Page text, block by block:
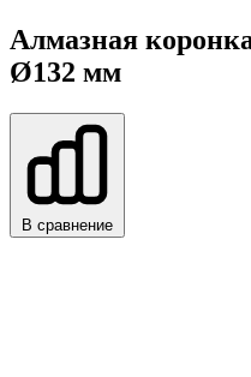
Алмазная
Ø132 мм
В сравнение